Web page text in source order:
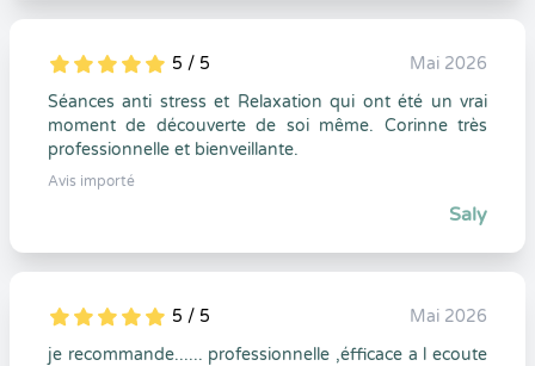
5
1
5
0 5 / 5
Mai 2026
Séances anti stress et Relaxation qui ont été un vrai
moment de découverte de soi même. Corinne très
professionnelle et bienveillante.
Avis importé
Saly
5
1
5
0 5 / 5
Mai 2026
je recommande...... professionnelle ,éfficace a l ecoute